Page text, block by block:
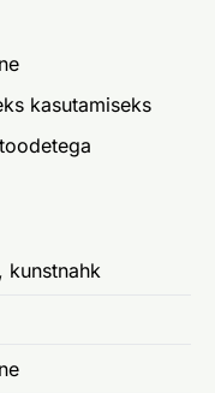
kasutamiseks
toodetega
kunstnahk